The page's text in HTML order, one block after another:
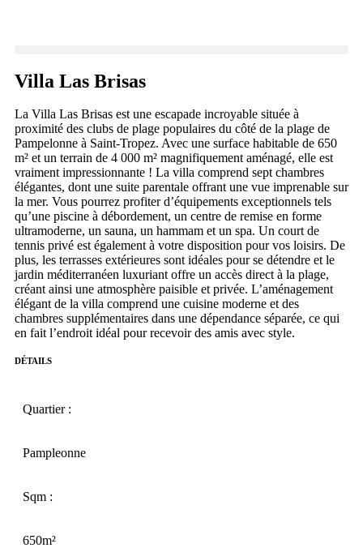
Villa Las Brisas
La Villa Las Brisas est une escapade incroyable située à
proximité des clubs de plage populaires du côté de la plage de
Pampelonne à Saint-Tropez. Avec une surface habitable de 650
m² et un terrain de 4 000 m² magnifiquement aménagé, elle est
vraiment impressionnante ! La villa comprend sept chambres
élégantes, dont une suite parentale offrant une vue imprenable sur
la mer. Vous pourrez profiter d’équipements exceptionnels tels
qu’une piscine à débordement, un centre de remise en forme
ultramoderne, un sauna, un hammam et un spa. Un court de
tennis privé est également à votre disposition pour vos loisirs. De
plus, les terrasses extérieures sont idéales pour se détendre et le
jardin méditerranéen luxuriant offre un accès direct à la plage,
créant ainsi une atmosphère paisible et privée. L’aménagement
élégant de la villa comprend une cuisine moderne et des
chambres supplémentaires dans une dépendance séparée, ce qui
en fait l’endroit idéal pour recevoir des amis avec style.
DÉTAILS
Quartier :
Pampleonne
Sqm :
650m²